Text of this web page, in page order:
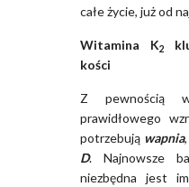
całe życie, już od
Witamina K2
kości
Z pewnością
prawidłowego
potrzebują wapnia,
D. Najnowsze
niezbędna jest